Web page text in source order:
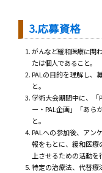
3.応募資格
がんなど緩和医療に関
たは個人であること。
PALの目的を理解し、
と。
学術大会期間中に、「
ー・PAL企画」「あら
と。
PALへの参加後、アン
報をもとに、緩和医
上させるための活動を
特定の治療法、代替